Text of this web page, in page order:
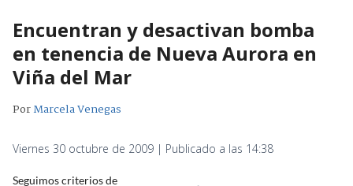
Encuentran y desactivan bomba
en tenencia de Nueva Aurora en
Viña del Mar
PorMarcela Venegas
Viernes 30 octubre de 2009 | Publicado a las 14:38
Seguimos criterios de